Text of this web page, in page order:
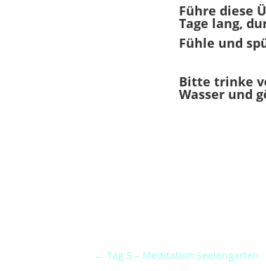
Führe diese
Tage lang,
Fühle und
Bitte trinke
Wasser und
←Tag 5 – Meditation Seelengarten